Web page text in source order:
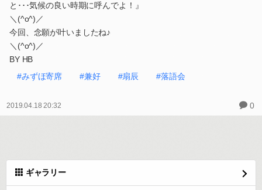
と･･･気候の良い時期に呼んでよ！』
＼(^o^)／
今回、念願が叶いましたね♪
＼(^o^)／
BY HB
#みずほ寄席
#兼好 #扇辰 #落語会
2019.04.18 20:32 0
ギャラリー